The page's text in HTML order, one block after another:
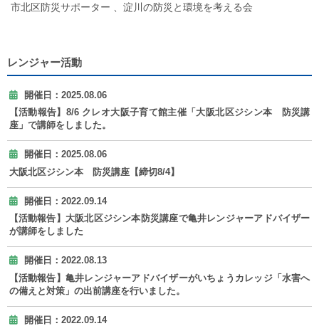
市北区防災サポーター 、淀川の防災と環境を考える会
レンジャー活動
開催日：2025.08.06
【活動報告】8/6 クレオ大阪子育て館主催「大阪北区ジシン本 防災講
座」で講師をしました。
開催日：2025.08.06
大阪北区ジシン本 防災講座【締切8/4】
開催日：2022.09.14
【活動報告】大阪北区ジシン本防災講座で亀井レンジャーアドバイザー
が講師をしました
開催日：2022.08.13
【活動報告】亀井レンジャーアドバイザーがいちょうカレッジ「水害へ
の備えと対策」の出前講座を行いました。
開催日：2022.09.14